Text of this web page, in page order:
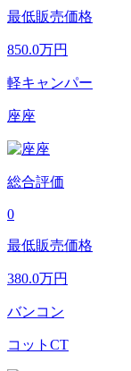
最低販売価格
850.0万円
軽キャンパー
座座
総合評価
0
最低販売価格
380.0万円
バンコン
コットCT